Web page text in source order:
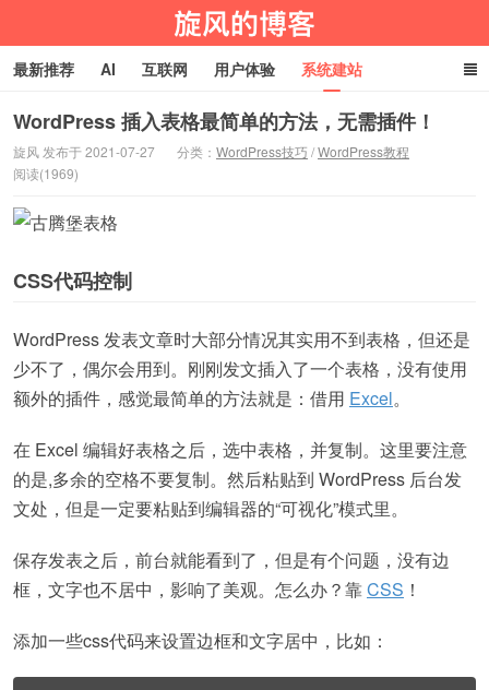
最新推荐 AI 互联网 用户体验 系统建站
编程技术 淘宝客 生活百科 玩机技巧 网址导航
WordPress 插入表格最简单的方法，无需插件！
旋风 发布于 2021-07-27 分类： WordPress技巧 /WordPress教程
阅读(1969)
CSS代码控制
WordPress 发表文章时大部分情况其实用不到表格，但还是
少不了，偶尔会用到。刚刚发文插入了一个表格，没有使用
额外的插件，感觉最简单的方法就是：借用 Excel。
在 Excel 编辑好表格之后，选中表格，并复制。这里要注意
的是,多余的空格不要复制。然后粘贴到 WordPress 后台发
文处，但是一定要粘贴到编辑器的“可视化”模式里。
保存发表之后，前台就能看到了，但是有个问题，没有边
框，文字也不居中，影响了美观。怎么办？靠CSS ！
添加一些css代码来设置边框和文字居中，比如：